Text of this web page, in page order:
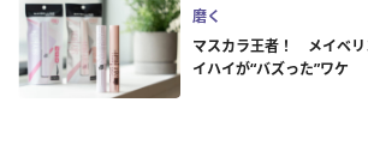
磨く
マスカラ王者！ メイベリ
イハイが“バズった”ワケ